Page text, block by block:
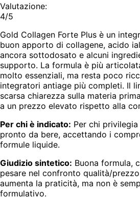
Valutazione:
4/5
Gold Collagen Forte Plus è un
buon apporto di collagene, acido
ancora sottodosato e alcuni
supporto. La formula è più
molto essenziali, ma resta poco
integratori antiage più completi. Il
scarsa chiarezza sulla materia
a un prezzo elevato rispetto alla
Per chi è indicato: Per chi
pronto da bere, accettando i
formule liquide.
Giudizio sintetico: Buona formula,
pesare nel confronto qualità/
aumenta la praticità, ma non è
formulativo.